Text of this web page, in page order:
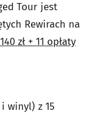
Tour jest
Rewirach na
zł + 11 opłaty
winyl) z 15